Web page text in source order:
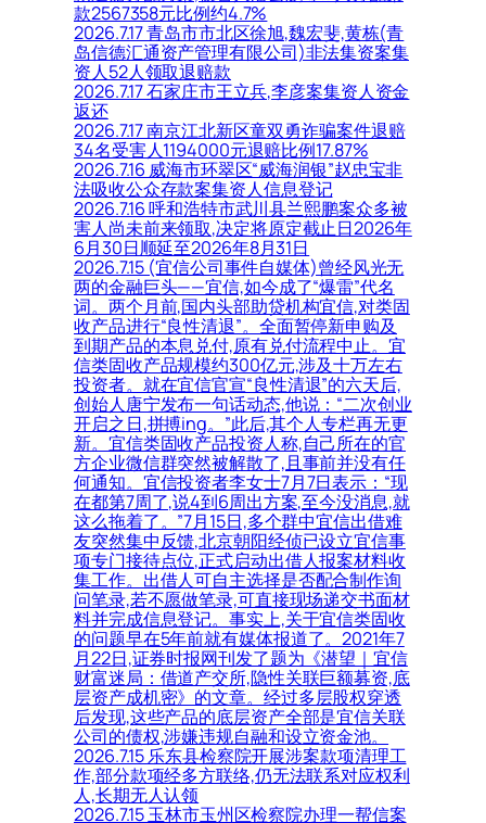
款2567358元比例约4.7%
2026.7.17 青岛市市北区徐旭,魏宏斐,黄栋(青
岛信德汇通资产管理有限公司)非法集资案集
资人52人领取退赔款
2026.7.17 石家庄市王立兵,李彦案集资人资金
返还
2026.7.17 南京江北新区童双勇诈骗案件退赔
34名受害人1194000元退赔比例17.87%
2026.7.16 威海市环翠区“威海润银”赵忠宝非
法吸收公众存款案集资人信息登记
2026.7.16 呼和浩特市武川县兰熙鹏案众多被
害人尚未前来领取,决定将原定截止日2026年
6月30日顺延至2026年8月31日
2026.7.15 (宜信公司事件自媒体)曾经风光无
两的金融巨头——宜信,如今成了“爆雷”代名
词。两个月前,国内头部助贷机构宜信,对类固
收产品进行“良性清退”。全面暂停新申购及
到期产品的本息兑付,原有兑付流程中止。宜
信类固收产品规模约300亿元,涉及十万左右
投资者。就在宜信官宣“良性清退”的六天后,
创始人唐宁发布一句话动态,他说：“二次创业
开启之日,拼搏ing。”此后,其个人专栏再无更
新。宜信类固收产品投资人称,自己所在的官
方企业微信群突然被解散了,且事前并没有任
何通知。宜信投资者李女士7月7日表示：“现
在都第7周了,说4到6周出方案,至今没消息,就
这么拖着了。”7月15日,多个群中宜信出借难
友突然集中反馈,北京朝阳经侦已设立宜信事
项专门接待点位,正式启动出借人报案材料收
集工作。出借人可自主选择是否配合制作询
问笔录,若不愿做笔录,可直接现场递交书面材
料并完成信息登记。事实上,关于宜信类固收
的问题早在5年前就有媒体报道了。2021年7
月22日,证券时报网刊发了题为《潜望｜宜信
财富迷局：借道产交所,隐性关联巨额募资,底
层资产成机密》的文章。经过多层股权穿透
后发现,这些产品的底层资产全部是宜信关联
公司的债权,涉嫌违规自融和设立资金池。
2026.7.15 乐东县检察院开展涉案款项清理工
作,部分款项经多方联络,仍无法联系对应权利
人,长期无人认领
2026.7.15 玉林市玉州区检察院办理一帮信案